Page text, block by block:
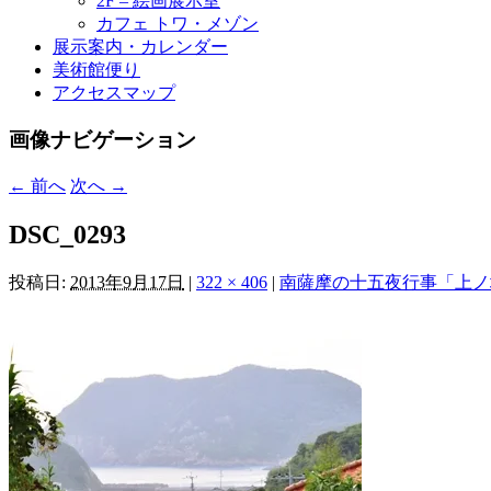
カフェ トワ・メゾン
展示案内・カレンダー
美術館便り
アクセスマップ
画像ナビゲーション
← 前へ 次へ →
DSC_0293
投稿日: 2013年9月17日 | 322 × 406 | 南薩摩の十五夜行事「上ノ